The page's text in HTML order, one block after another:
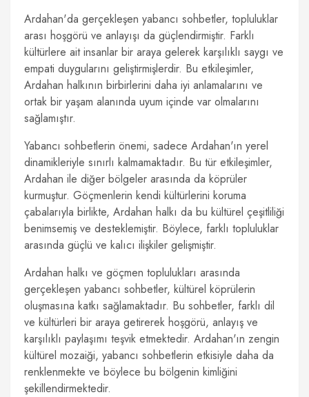
Ardahan'da gerçekleşen yabancı sohbetler, topluluklar
arası hoşgörü ve anlayışı da güçlendirmiştir. Farklı
kültürlere ait insanlar bir araya gelerek karşılıklı saygı ve
empati duygularını geliştirmişlerdir. Bu etkileşimler,
Ardahan halkının birbirlerini daha iyi anlamalarını ve
ortak bir yaşam alanında uyum içinde var olmalarını
sağlamıştır.
Yabancı sohbetlerin önemi, sadece Ardahan'ın yerel
dinamikleriyle sınırlı kalmamaktadır. Bu tür etkileşimler,
Ardahan ile diğer bölgeler arasında da köprüler
kurmuştur. Göçmenlerin kendi kültürlerini koruma
çabalarıyla birlikte, Ardahan halkı da bu kültürel çeşitliliği
benimsemiş ve desteklemiştir. Böylece, farklı topluluklar
arasında güçlü ve kalıcı ilişkiler gelişmiştir.
Ardahan halkı ve göçmen toplulukları arasında
gerçekleşen yabancı sohbetler, kültürel köprülerin
oluşmasına katkı sağlamaktadır. Bu sohbetler, farklı dil
ve kültürleri bir araya getirerek hoşgörü, anlayış ve
karşılıklı paylaşımı teşvik etmektedir. Ardahan'ın zengin
kültürel mozaiği, yabancı sohbetlerin etkisiyle daha da
renklenmekte ve böylece bu bölgenin kimliğini
şekillendirmektedir.